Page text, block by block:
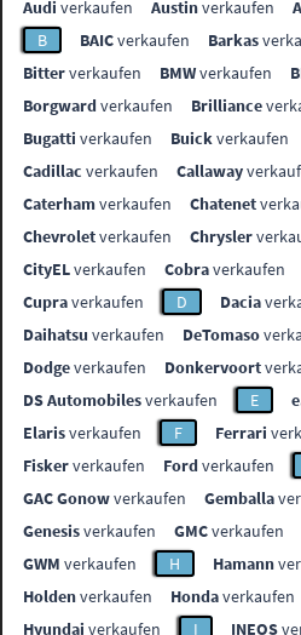
Audi verkaufen Austinverkaufen
B
BAICverkaufen Barkas
Bitterverkaufen BMWverkaufen
Borgwardverkaufen Brilliance
Bugatti verkaufen Buickverkaufen
Cadillac verkaufen Callaway
Caterhamverkaufen Chatenet
Chevroletverkaufen Chrysler
CityELverkaufen Cobraverkaufen
Cupraverkaufen D Dacia
Daihatsu verkaufen DeTomaso
Dodgeverkaufen Donkervoort
DS Automobilesverkaufen E
Elarisverkaufen F Ferrari
Fiskerverkaufen Fordverkaufen
GAC Gonowverkaufen Gemballa
Genesisverkaufen GMCverkaufen
GWM verkaufen H Hamann
Holdenverkaufen Hondaverkaufen
Hyundai verkaufen I INEOS